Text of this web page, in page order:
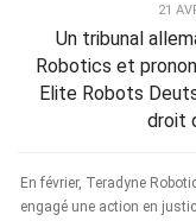
21
Un tribunal
Robotics et
Elite Robots
droit
En février, Teradyne
engagé une action en